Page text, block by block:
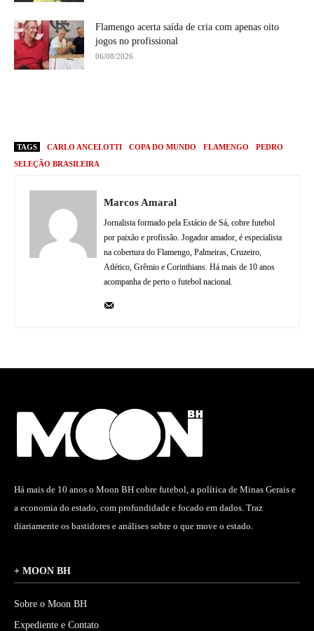
Flamengo acerta saída de cria com apenas oito
jogos no profissional
06/08/2026
TAGS CARLO ANCELOTTI COPA DO MUNDO FLAMENGO
PEDRO
SELEÇÃO BRASILEIRA
Marcos Amaral
Jornalista formado pela Estácio de Sá, cobre futebol
por paixão e profissão. Jogador amador, é especialista
na cobertura do Flamengo, Palmeiras, Cruzeiro,
Atlético, Grêmio e Corinthians. Há mais de 10 anos
acompanha de perto o futebol nacional.
Há mais de 10 anos o Moon BH cobre futebol, a política de Minas Gerais e
a economia do estado, com profundidade e focado em dados. Traz
diariamente os bastidores e análises sobre o que move o estado.
+ MOON BH
Sobre o Moon BH
Expediente e Contato